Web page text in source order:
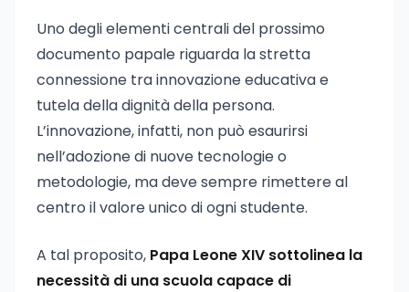
Uno degli elementi centrali del prossimo
documento papale riguarda la stretta
connessione tra innovazione educativa e
tutela della dignità della persona.
L’innovazione, infatti, non può esaurirsi
nell’adozione di nuove tecnologie o
metodologie, ma deve sempre rimettere al
centro il valore unico di ogni studente.
A tal proposito, Papa Leone XIV sottolinea la
necessità di una scuola capace di